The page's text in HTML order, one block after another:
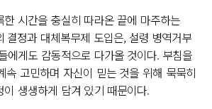
한 시간을 충실히 따라온 끝에 마주하는
결정과 대체복무제 도입은, 설령 병역거부
에게도 감동적으로 다가올 것이다. 부침을
속 고민하며 자신이 믿는 것을 위해 묵묵히
생생하게 담겨 있기 때문이다.